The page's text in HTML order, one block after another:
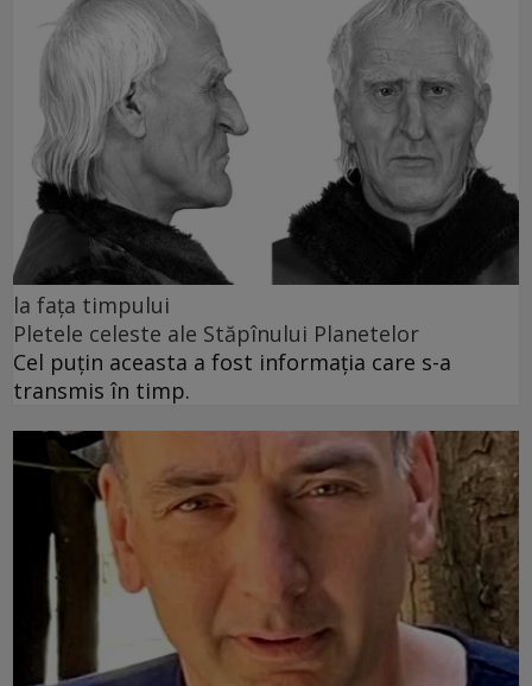
la fața timpului
Pletele celeste ale Stăpînului Planetelor
Cel puţin aceasta a fost informaţia care s-a
transmis în timp.